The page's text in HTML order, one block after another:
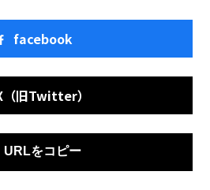
facebook
（旧Twitter）
URLをコピー